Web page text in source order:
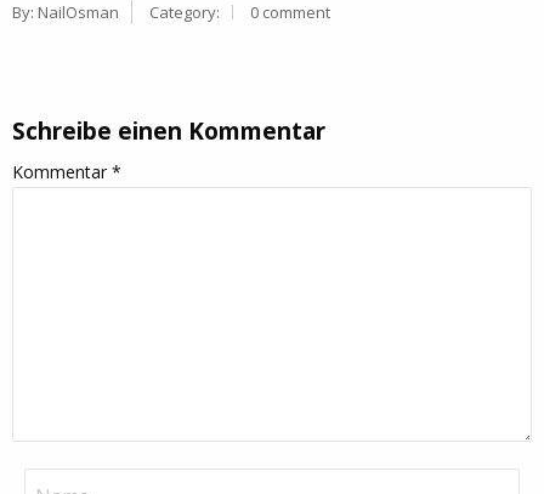
By: NailOsman Category: 0 comment
Schreibe einen Kommentar
Kommentar*